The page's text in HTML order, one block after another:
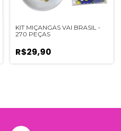
KIT MIÇANGAS VAI BRASIL -
270 PEÇAS
R$29,90